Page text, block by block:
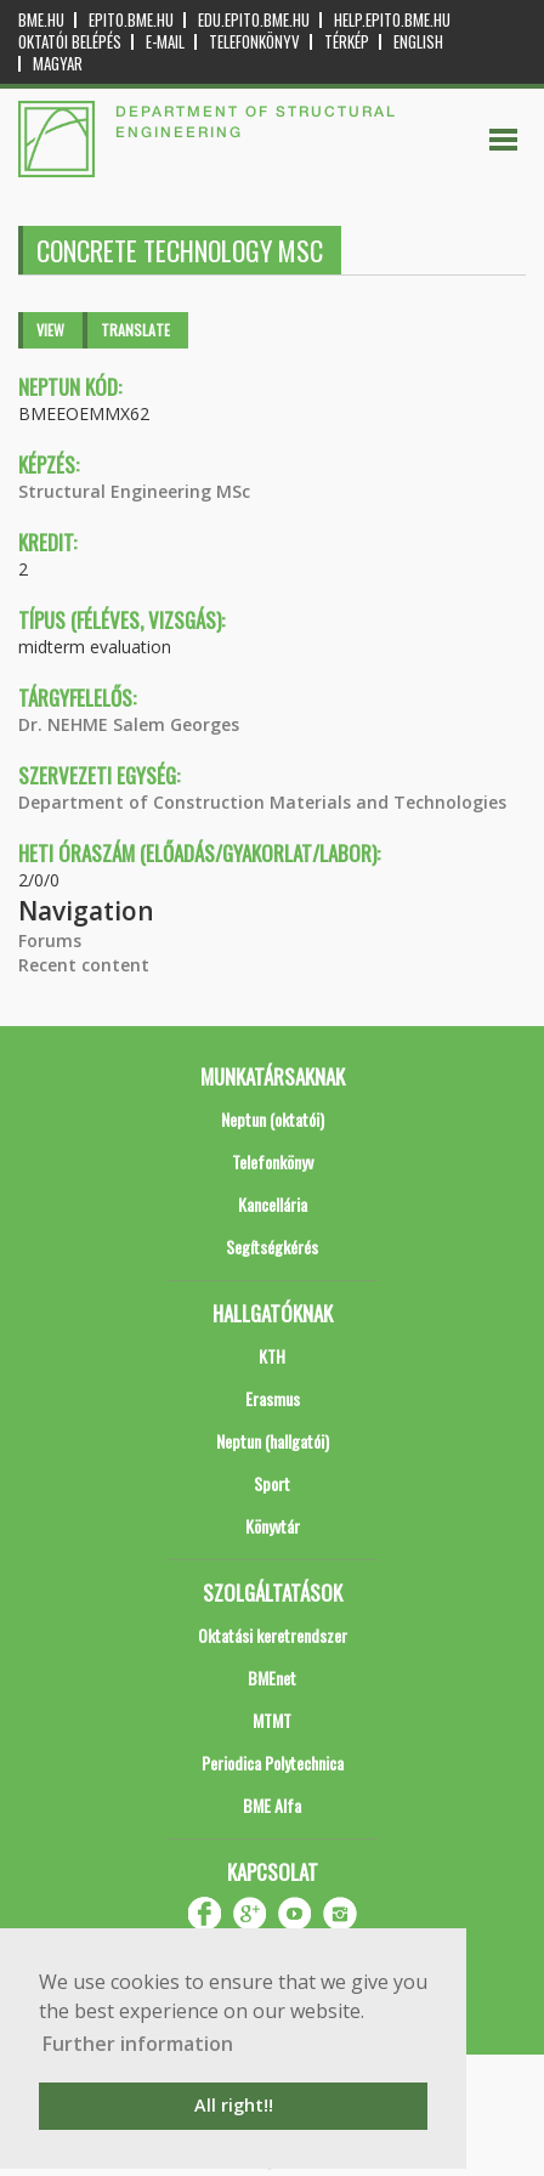
We use cookies to ensure that we give you
the best experience on our website.
Further information
All right!!
BME.HU EPITO.BME.HU EDU.EPITO.BME.HU
HELP.EPITO.BME.HU
OKTATÓI BELÉPÉS
E-MAIL TELEFONKÖNYV TÉRKÉP
ENGLISH
MAGYAR
DEPARTMENT OF STRUCTURAL
ENGINEERING
CONCRETE TECHNOLOGY MSC
Primary tabs
VIEW (ACTIVETRANSLATE
NEPTUN KÓD:
BMEEOEMMX62
KÉPZÉS:
Structural Engineering MSc
KREDIT:
2
TÍPUS (FÉLÉVES, VIZSGÁS):
midterm evaluation
TÁRGYFELELŐS:
Dr. NEHME Salem Georges
SZERVEZETI EGYSÉG:
Department of Construction Materials and Technologies
HETI ÓRASZÁM (ELŐADÁS/GYAKORLAT/LABOR):
2/0/0
Navigation
Forums
Recent content
MUNKATÁRSAKNAK
Neptun (oktatói)
Telefonkönyv
Kancellária
Segítségkérés
HALLGATÓKNAK
KTH
Erasmus
Neptun (hallgatói)
Sport
Könyvtár
SZOLGÁLTATÁSOK
Oktatási keretrendszer
BMEnet
MTMT
Periodica Polytechnica
BME Alfa
KAPCSOLAT
Copyright © 2020 BME Építőmérnöki Kar
1111 Budapest, Műegyetem rkp. 3.